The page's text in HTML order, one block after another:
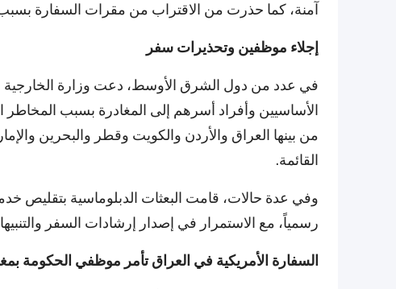
آمنة، كما حذرت من الاقتراب من مقرات السفارة بسبب
إجلاء موظفين وتحذيرات سفر
في عدد من دول الشرق الأوسط، دعت وزارة الخارجية
الأساسيين وأفراد أسرهم إلى المغادرة بسبب المخاطر
من بينها العراق والأردن والكويت وقطر والبحرين
القائمة.
وفي عدة حالات، قامت البعثات الدبلوماسية بتقليص
رسمياً، مع الاستمرار في إصدار إرشادات السفر
السفارة الأمريكية في العراق تأمر موظفي الحكومة